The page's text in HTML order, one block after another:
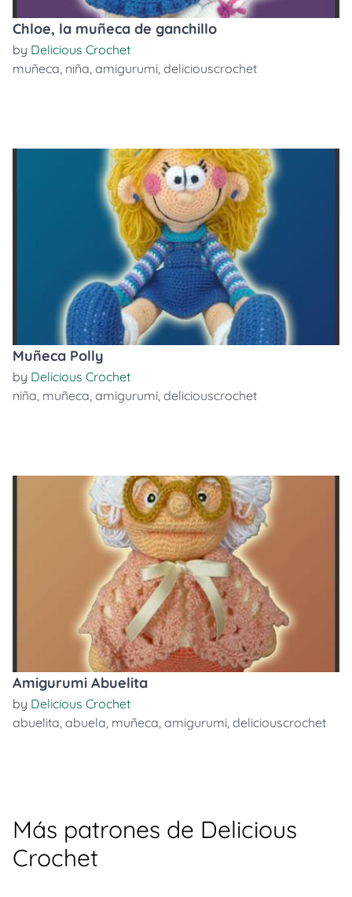
Chloe, la muñeca de ganchillo
by Delicious Crochet
muñeca, niña, amigurumi, deliciouscrochet
Muñeca Polly
by Delicious Crochet
niña, muñeca, amigurumi, deliciouscrochet
Amigurumi Abuelita
by Delicious Crochet
abuelita, abuela, muñeca, amigurumi, deliciouscrochet
Más patrones de Delicious
Crochet